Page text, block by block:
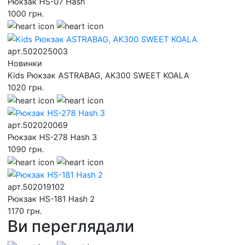
1000 грн.
арт.502025003
Новинки
Kids Рюкзак ASTRABAG, AK300 SWEET KOALA
1020 грн.
арт.502020069
Рюкзак HS-278 Hash 3
1090 грн.
арт.502019102
Рюкзак HS-181 Hash 2
1170 грн.
Ви переглядали